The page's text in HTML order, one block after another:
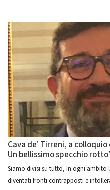
Cava de’ Tirreni, a
Un bellissimo specchio
Siamo divisi su tutto, in ogni ambito
diventati fronti contrapposti e